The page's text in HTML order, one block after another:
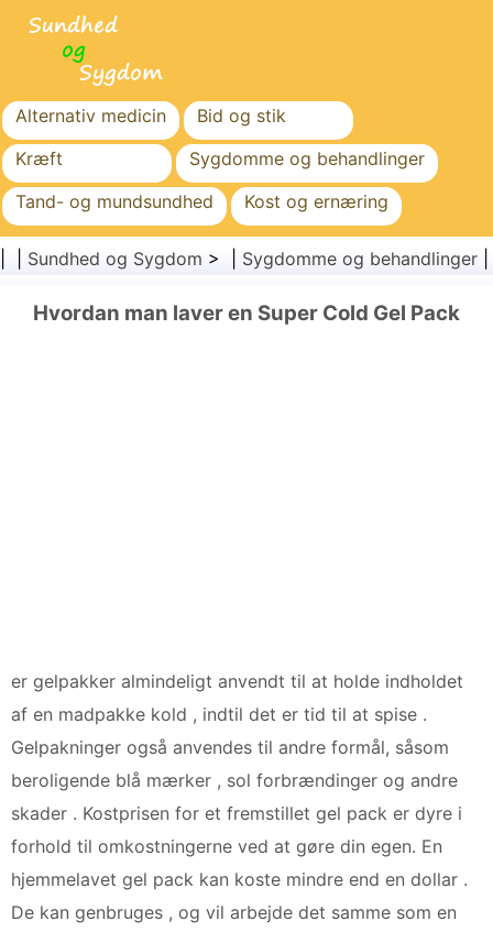
Alternativ medicin
Bid og stik
Kræft
Sygdomme og behandlinger
Tand- og mundsundhed
Kost og ernæring
Familiesundhed
Sundhedssektoren
Sundhed
Sundhed og Sygdom > | Sygdomme og behandlinger
Hvordan man laver en Super Cold Gel Pack
er gelpakker almindeligt anvendt til at holde indholdet
af en madpakke kold , indtil det er tid til at spise .
Gelpakninger også anvendes til andre formål, såsom
beroligende blå mærker , sol forbrændinger og andre
skader . Kostprisen for et fremstillet gel pack er dyre i
forhold til omkostningerne ved at gøre din egen. En
hjemmelavet gel pack kan koste mindre end en dollar .
De kan genbruges , og vil arbejde det samme som en